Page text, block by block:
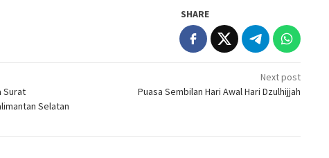
SHARE
Surat
Selatan
Next post
Puasa Sembilan Hari Awal Hari Dzulhijjah